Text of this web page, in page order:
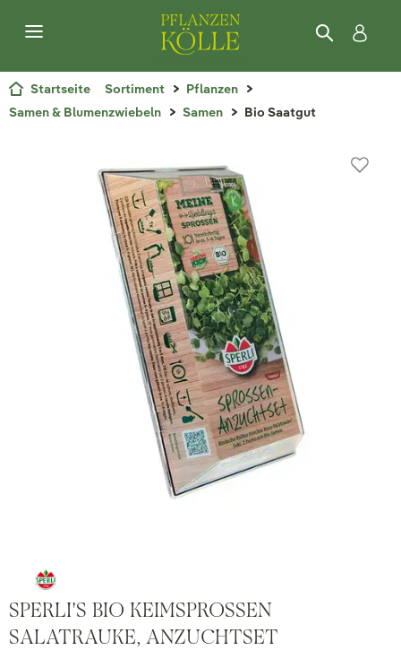
Startseite Sortiment
Pflanzen
Samen & Blumenzwiebeln
Samen Bio Saatgut
SPERLI'S BIO KEIMSPROSSEN
SALATRAUKE, ANZUCHTSET